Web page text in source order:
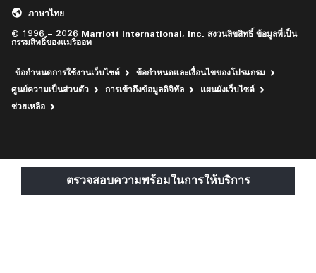
ตรวจสอบความพร้อมในการให้บริการ
© 1996 – 2026 Marriott International, Inc. สงวนลิขสิทธิ์ ข้อมูลที่เป็น
กรรมสิทธิ์ของแมริออท
ภาษาไทย
ข้อกำหนดการใช้งานเว็บไซต์
ข้อกำหนดและเงื่อนไขของโปรแกรม
ศูนย์ความเป็นส่วนตัว
การเข้าถึงข้อมูลดิจิทัล
แผนผังเว็บไซต์
ช่วยเหลือ